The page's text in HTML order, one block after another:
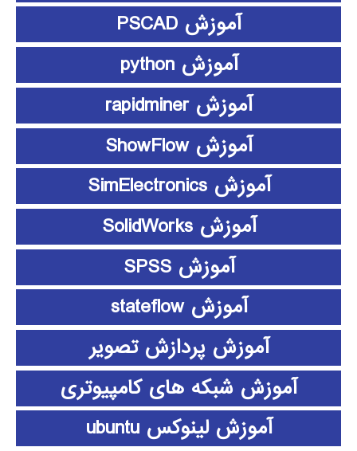
آموزش PSCAD
آموزش python
آموزش rapidminer
آموزش ShowFlow
آموزش SimElectronics
آموزش SolidWorks
آموزش SPSS
آموزش stateflow
آموزش پردازش تصویر
آموزش شبکه های کامپیوتری
آموزش لینوکس ubuntu